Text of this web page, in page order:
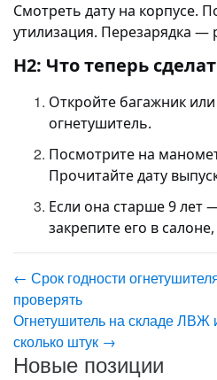
Смотреть дату на корпусе.
утилизация. Перезарядка —
H2: Что теперь
Откройте багажник
огнетушитель.
Посмотрите на
Прочитайте дату
Если она старше 9 лет
закрепите его в
← Срок годности
проверять
Огнетушитель на складе ЛВЖ
сколько штук →
Новые позиции